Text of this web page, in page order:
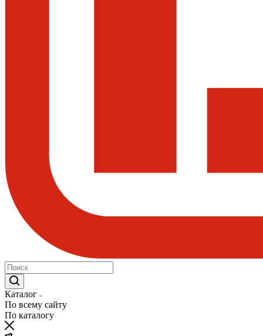
Каталог
По всему сайту
По каталогу